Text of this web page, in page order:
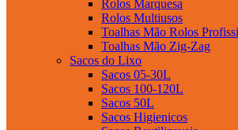
Rolos Marquesa
Rolos Multiusos
Toalhas Mão Rolos
Toalhas Mão Zig-Zag
Sacos do Lixo
Sacos 05-30L
Sacos 100-120L
Sacos 50L
Sacos Higienicos